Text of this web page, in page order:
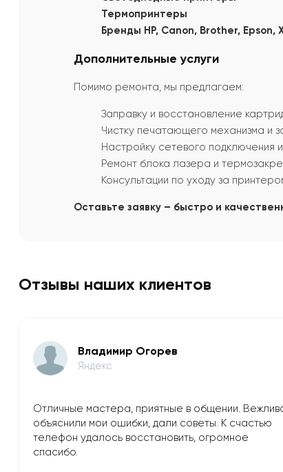
Термопринтеры
Бренды HP, Canon, Brother, Epson,
Дополнительные услуги
Помимо ремонта, мы предлагаем:
Заправку и восстановление
Чистку печатающего механизма и
Настройку сетевого подключения
Ремонт блока лазера и
Консультации по уходу за
Оставьте заявку – быстро и
Отзывы наших клиентов
Владимир Огорев
Яндекс
Отличные мастера, приятные в общении.
объяснили мои ошибки, дали советы. К счастью
телефон удалось восстановить, огромное
спасибо.